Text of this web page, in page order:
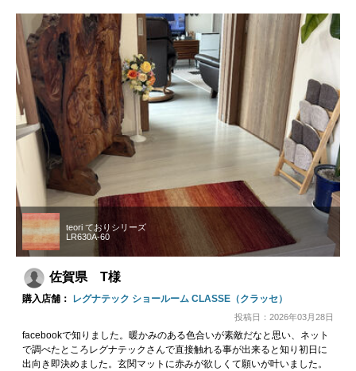
teori ておりシリーズ
LR630A-60
佐賀県 T様
購入店舗： レグナテック ショールーム CLASSE（クラッセ）
投稿日：2026年03月28日
facebookで知りました。暖かみのある色合いが素敵だなと思い、ネット
で調べたところレグナテックさんで直接触れる事が出来ると知り初日に
出向き即決めました。玄関マットに赤みが欲しくて願いが叶いました。